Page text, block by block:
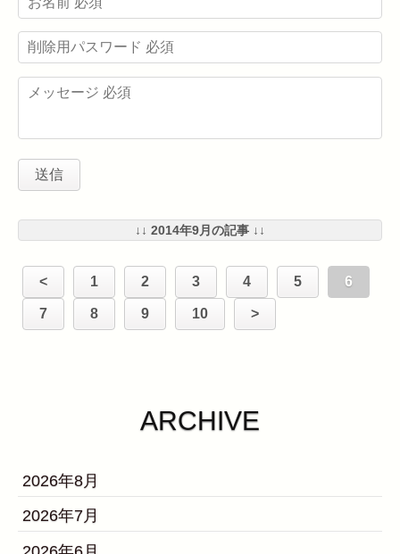
↓↓ 2014年9月の記事 ↓↓
< 1 2 3 4 5 6
7 8 9 10 >
ARCHIVE
2026年8月
2026年7月